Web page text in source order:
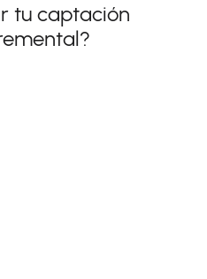
tu captación